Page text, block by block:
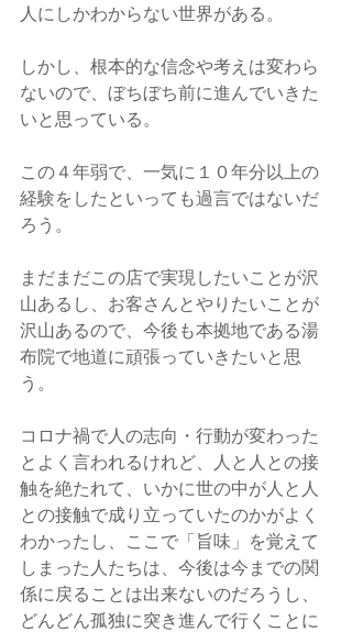
人にしかわからない世界がある。
しかし、根本的な信念や考えは変わら
ないので、ぼちぼち前に進んでいきた
いと思っている。
この４年弱で、一気に１０年分以上の
経験をしたといっても過言ではないだ
ろう。
まだまだこの店で実現したいことが沢
山あるし、お客さんとやりたいことが
沢山あるので、今後も本拠地である湯
布院で地道に頑張っていきたいと思
う。
コロナ禍で人の志向・行動が変わった
とよく言われるけれど、人と人との接
触を絶たれて、いかに世の中が人と人
との接触で成り立っていたのかがよく
わかったし、ここで「旨味」を覚えて
しまった人たちは、今後は今までの関
係に戻ることは出来ないのだろうし、
どんどん孤独に突き進んで行くことに